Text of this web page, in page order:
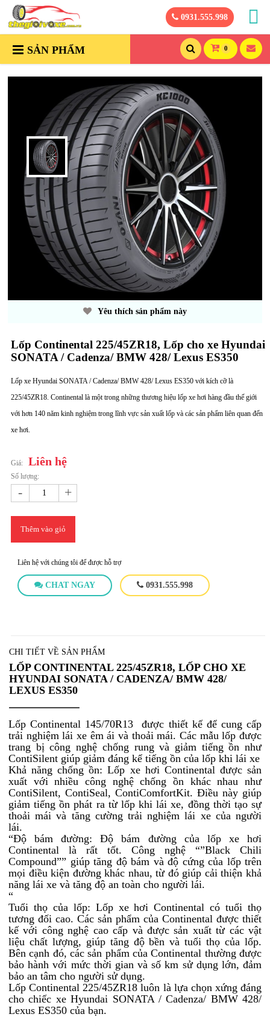
0931.555.998
SẢN PHẨM 0
Yêu thích sản phẩm này
Lốp Continental 225/45ZR18, Lốp cho xe Hyundai
SONATA / Cadenza/ BMW 428/ Lexus ES350
Lốp xe Hyundai SONATA / Cadenza/ BMW 428/ Lexus ES350 với kích cỡ là
225/45ZR18. Continental là một trong những thương hiệu lốp xe hơi hàng đầu thế giới
với hơn 140 năm kinh nghiệm trong lĩnh vực sản xuất lốp và các sản phẩm liên quan đến
xe hơi.
Giá: Liên hệ
Số lượng:
- +
Thêm vào giỏ
Liên hệ với chúng tôi để được hỗ trợ
CHAT NGAY 0931.555.998
CHI TIẾT VỀ SẢN PHẨM
LỐP CONTINENTAL 225/45ZR18, LỐP CHO XE
HYUNDAI SONATA / CADENZA/ BMW 428/
LEXUS ES350
Lốp Continental 145/70R13 được thiết kế để cung cấp
trải nghiệm lái xe êm ái và thoải mái. Các mẫu lốp được
trang bị công nghệ chống rung và giảm tiếng ồn như
ContiSilent giúp giảm đáng kể tiếng ồn của lốp khi lái xe
Khả năng chống ồn: Lốp xe hơi Continental được sản
xuất với nhiều công nghệ chống ồn khác nhau như
ContiSilent, ContiSeal, ContiComfortKit. Điều này giúp
giảm tiếng ồn phát ra từ lốp khi lái xe, đồng thời tạo sự
thoải mái và tăng cường trải nghiệm lái xe của người
lái.
“Độ bám đường: Độ bám đường của lốp xe hơi
Continental là rất tốt. Công nghệ “”Black Chili
Compound”” giúp tăng độ bám và độ cứng của lốp trên
mọi điều kiện đường khác nhau, từ đó giúp cải thiện khả
năng lái xe và tăng độ an toàn cho người lái.
“
Tuổi thọ của lốp: Lốp xe hơi Continental có tuổi thọ
tương đối cao. Các sản phẩm của Continental được thiết
kế với công nghệ cao cấp và được sản xuất từ các vật
liệu chất lượng, giúp tăng độ bền và tuổi thọ của lốp.
Bên cạnh đó, các sản phẩm của Continental thường được
bảo hành với mức thời gian và số km sử dụng lớn, đảm
bảo an tâm cho người sử dụng.
Lốp Continental 225/45ZR18 luôn là lựa chọn xứng đáng
cho chiếc xe Hyundai SONATA / Cadenza/ BMW 428/
Lexus ES350 của bạn.